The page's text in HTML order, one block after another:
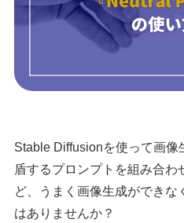
Stable Diffusionを使って画像
盾するプロンプトを組み合わ
ど、うまく画像生成ができな
はありませんか？